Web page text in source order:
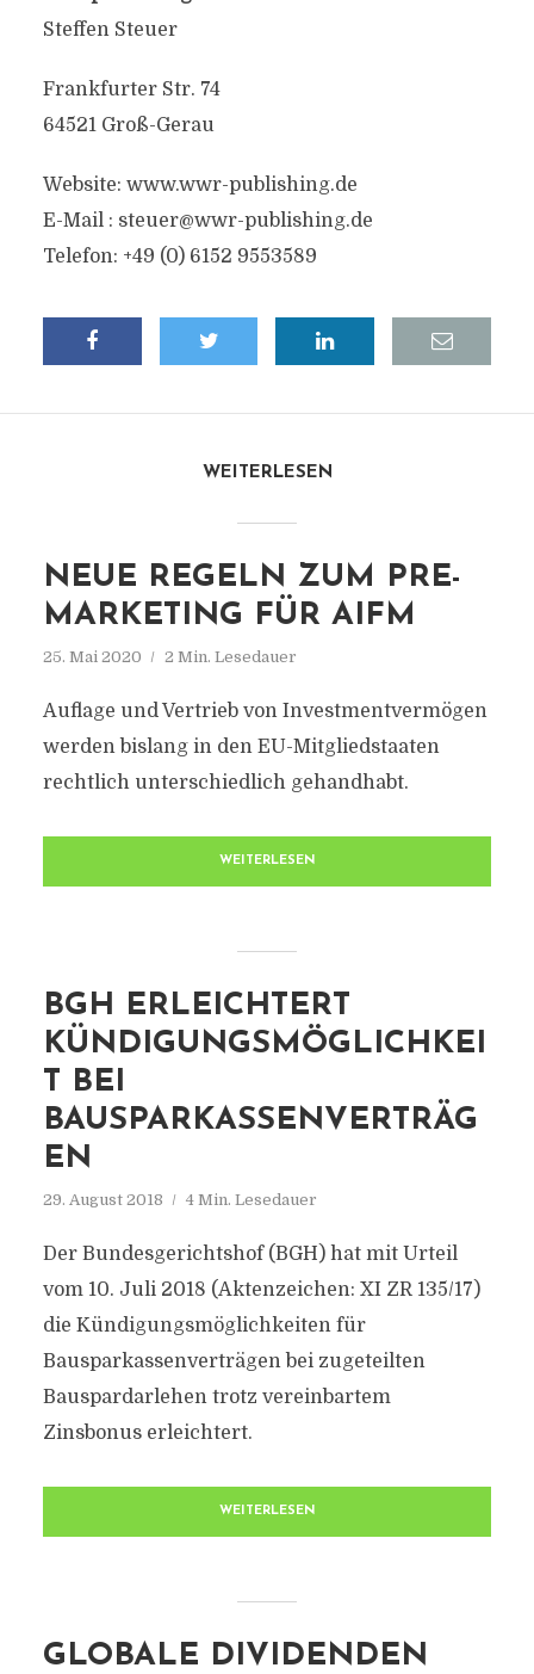
Steffen Steuer
Frankfurter Str. 74
64521 Groß-Gerau
Website: www.wwr-publishing.de
E-Mail : steuer@wwr-publishing.de
Telefon: +49 (0) 6152 9553589
WEITERLESEN
NEUE REGELN ZUM PRE-
MARKETING FÜR AIFM
25. Mai 2020 2 Min. Lesedauer
Auflage und Vertrieb von Investmentvermögen
werden bislang in den EU-Mitgliedstaaten
rechtlich unterschiedlich gehandhabt.
WEITERLESEN
BGH ERLEICHTERT
KÜNDIGUNGSMÖGLICHKEI
T BEI
BAUSPARKASSENVERTRÄG
EN
29. August 2018 4 Min. Lesedauer
Der Bundesgerichtshof (BGH) hat mit Urteil
vom 10. Juli 2018 (Aktenzeichen: XI ZR 135/17)
die Kündigungsmöglichkeiten für
Bausparkassenverträgen bei zugeteilten
Bauspardarlehen trotz vereinbartem
Zinsbonus erleichtert.
WEITERLESEN
GLOBALE DIVIDENDEN